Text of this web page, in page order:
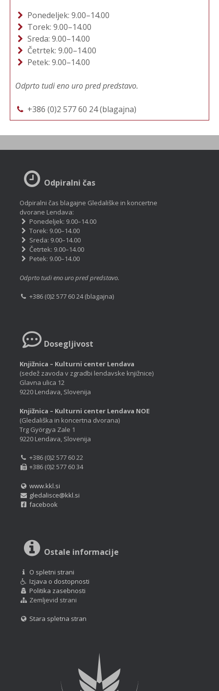
Ponedeljek: 9.00–14.00
Torek: 9.00–14.00
Sreda: 9.00–14.00
Četrtek: 9.00–14.00
Petek: 9.00–14.00
Odprto tudi eno uro pred predstavo.
+386 (0)2 577 60 24 (blagajna)
Odpiralni čas
Odpiralni čas blagajne Gledališke in koncertne
dvorane Lendava:
Ponedeljek: 9.00–14.00
Torek: 9.00–14.00
Sreda: 9.00–14.00
Četrtek: 9.00–14.00
Petek: 9.00–14.00
Odprto tudi eno uro pred predstavo.
+386 (0)2 577 60 24 (blagajna)
Dosegljivost
Knjižnica – Kulturni center Lendava
(sedež zavoda v zgradbi lendavske knjižnice)
Glavna ulica 12
9220 Lendava, Slovenija
Knjižnica – Kulturni center Lendava NOE
(Gledališka in koncertna dvorana)
Trg Györgya Zale 1
9220 Lendava, Slovenija
+386 (0)2 577 60 22
+386 (0)2 577 60 34
www.kkl.si
gledalisce@kkl.si
facebook
Ostale informacije
O spletni strani
Izjava o dostopnosti
Politika zasebnosti
Zemljevid strani
Stara spletna stran